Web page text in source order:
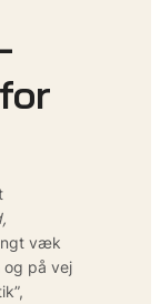
væk
og på vej